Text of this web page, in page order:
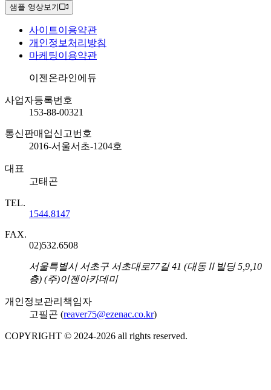
샘플 영상보기
사이트이용약관
개인정보처리방침
마케팅이용약관
회사명이젠온라인에듀
사업자등록번호
153-88-00321
통신판매업신고번호
2016-서울서초-1204호
대표
고태곤
TEL.
1544.8147
FAX.
02)532.6508
서울특별시 서초구 서초대로77길 41 (대동Ⅱ빌딩 5,9,10
층) (주)이젠아카데미
개인정보관리책임자
고필곤 (reaver75@ezenac.co.kr)
COPYRIGHT © 2024-2026 all rights reserved.